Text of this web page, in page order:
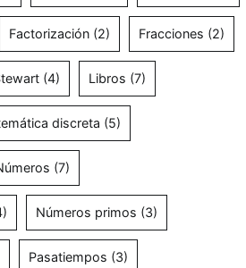
Factorización (2) Fracciones (2)
(4) Libros (7)
discreta (5)
(7)
Números primos (3)
Pasatiempos (3)